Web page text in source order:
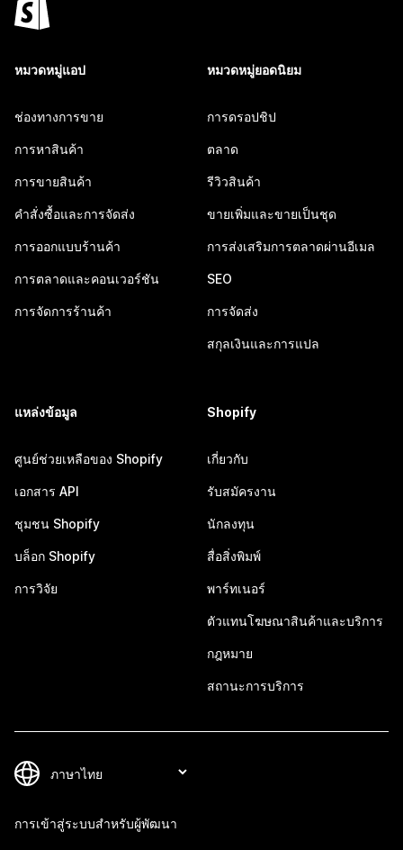
หมวดหมู่แอป
ช่องทางการขาย
การหาสินค้า
การขายสินค้า
คำสั่งซื้อและการจัดส่ง
การออกแบบร้านค้า
การตลาดและคอนเวอร์ชัน
การจัดการร้านค้า
หมวดหมู่ยอดนิยม
การดรอปชิป
ตลาด
รีวิวสินค้า
ขายเพิ่มและขายเป็นชุด
การส่งเสริมการตลาดผ่านอีเมล
SEO
การจัดส่ง
สกุลเงินและการแปล
แหล่งข้อมูล
ศูนย์ช่วยเหลือของ Shopify
เอกสาร API
ชุมชน Shopify
บล็อก Shopify
การวิจัย
Shopify
เกี่ยวกับ
รับสมัครงาน
นักลงทุน
สื่อสิ่งพิมพ์
พาร์ทเนอร์
ตัวแทนโฆษณาสินค้าและบริการ
กฎหมาย
สถานะการบริการ
การเข้าสู่ระบบสำหรับผู้พัฒนา